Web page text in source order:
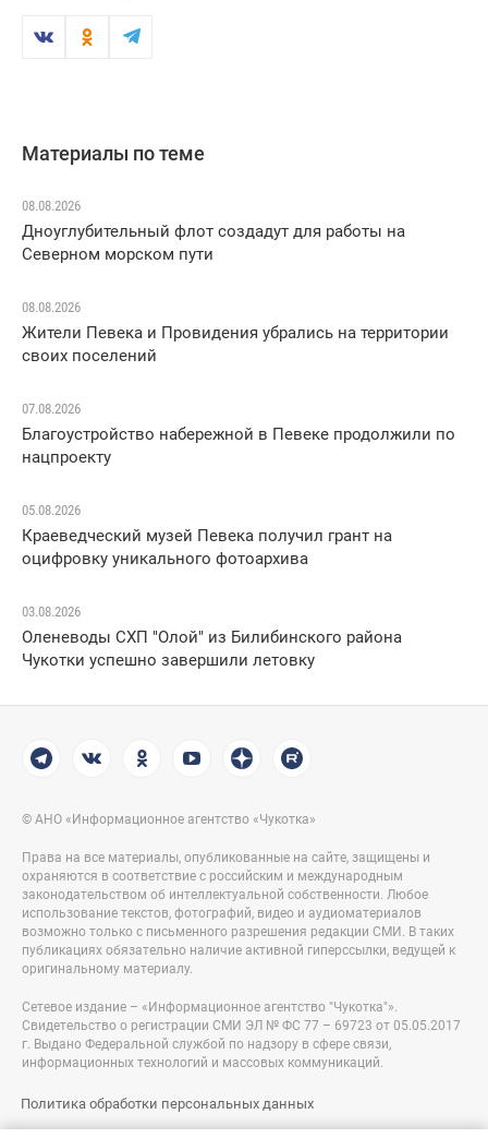
Материалы по теме
08.08.2026
Дноуглубительный флот создадут для работы на
Северном морском пути
08.08.2026
Жители Певека и Провидения убрались на территории
своих поселений
07.08.2026
Благоустройство набережной в Певеке продолжили по
нацпроекту
05.08.2026
Краеведческий музей Певека получил грант на
оцифровку уникального фотоархива
03.08.2026
Оленеводы СХП "Олой" из Билибинского района
Чукотки успешно завершили летовку
© АНО «Информационное агентство «Чукотка»
Права на все материалы, опубликованные на сайте, защищены и
охраняются в соответствие с российским и международным
законодательством об интеллектуальной собственности. Любое
использование текстов, фотографий, видео и аудиоматериалов
возможно только с письменного разрешения редакции СМИ. В таких
публикациях обязательно наличие активной гиперссылки, ведущей к
оригинальному материалу.
Сетевое издание – «Информационное агентство "Чукотка"».
Свидетельство о регистрации СМИ ЭЛ № ФС 77 – 69723 от 05.05.2017
г. Выдано Федеральной службой по надзору в сфере связи,
информационных технологий и массовых коммуникаций.
Политика обработки персональных данных